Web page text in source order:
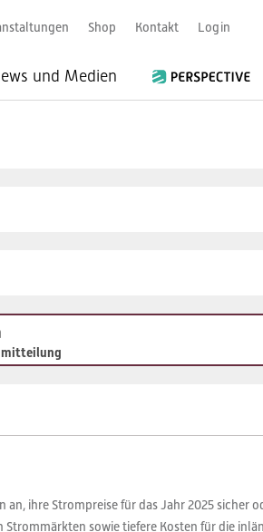
und Medien
Shop Kontakt Login
ihre Strompreise für das Jahr 2025 sicher
sowie tiefere Kosten für die